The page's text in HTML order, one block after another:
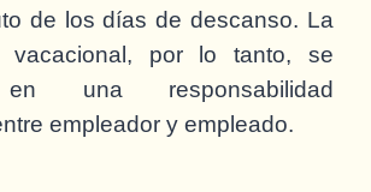
de los días de descanso. La
vacacional, por lo tanto, se
una responsabilidad
empleador y empleado.